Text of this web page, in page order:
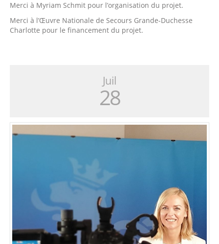
Merci à Myriam Schmit pour l’organisation du projet.
Merci à l’Œuvre Nationale de Secours Grande-Duchesse
Charlotte pour le financement du projet.
Juil
28